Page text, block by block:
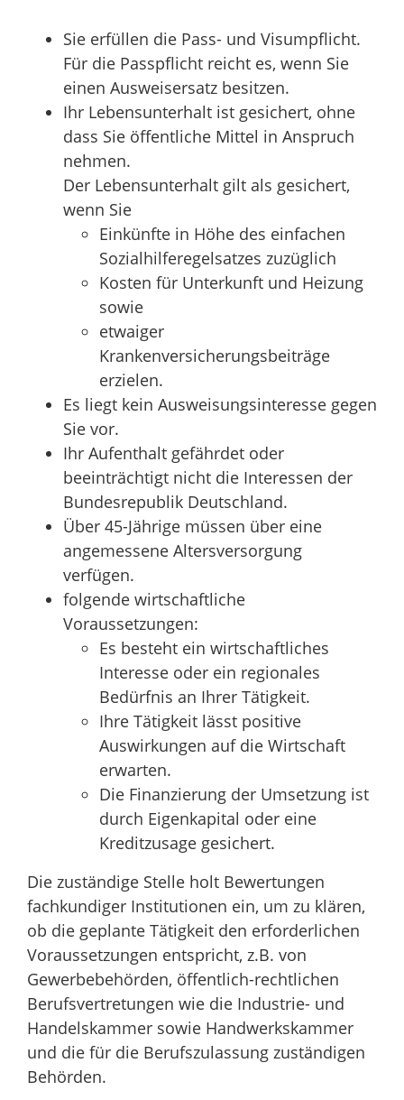
Sie erfüllen die Pass- und Visumpflicht.
Für die Passpflicht reicht es, wenn Sie
einen Ausweisersatz besitzen.
Ihr Lebensunterhalt ist gesichert, ohne
dass Sie öffentliche Mittel in Anspruch
nehmen.
Der Lebensunterhalt gilt als gesichert,
wenn Sie
Einkünfte in Höhe des einfachen
Sozialhilferegelsatzes zuzüglich
Kosten für Unterkunft und Heizung
sowie
etwaiger
Krankenversicherungsbeiträge
erzielen.
Es liegt kein Ausweisungsinteresse gegen
Sie vor.
Ihr Aufenthalt gefährdet oder
beeinträchtigt nicht die Interessen der
Bundesrepublik Deutschland.
Über 45-Jährige müssen über eine
angemessene Altersversorgung
verfügen.
folgende wirtschaftliche
Voraussetzungen:
Es besteht ein wirtschaftliches
Interesse oder ein regionales
Bedürfnis an Ihrer Tätigkeit.
Ihre Tätigkeit lässt positive
Auswirkungen auf die Wirtschaft
erwarten.
Die Finanzierung der Umsetzung ist
durch Eigenkapital oder eine
Kreditzusage gesichert.
Die zuständige Stelle holt Bewertungen
fachkundiger Institutionen ein, um zu klären,
ob die geplante Tätigkeit den erforderlichen
Voraussetzungen entspricht, z.B. von
Gewerbebehörden, öffentlich-rechtlichen
Berufsvertretungen wie die Industrie- und
Handelskammer sowie Handwerkskammer
und die für die Berufszulassung zuständigen
Behörden.